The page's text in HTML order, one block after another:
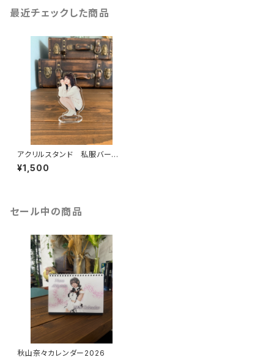
最近チェックした商品
アクリルスタンド 私服バージョ
ン
¥1,500
セール中の商品
秋山奈々カレンダー2026